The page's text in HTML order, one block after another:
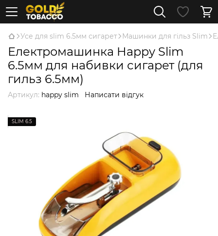
Усе для slim 6.5мм сигарет Машинки для гільз Slim
Електромашинка Happy Slim
6.5мм для набивки сигарет (для
гильз 6.5мм)
Артикул: happy slim Написати відгук
SLIM 6.5